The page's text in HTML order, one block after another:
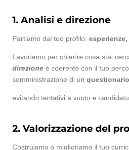
1. Analisi e direzione
Partiamo dal tuo profilo:
Lavoriamo per chiarire cosa stai
direzione è coerente con il tuo
somministrazione di un
evitando tentativi a vuoto e
2. Valorizzazione del
Costruiamo o miglioriamo il tuo